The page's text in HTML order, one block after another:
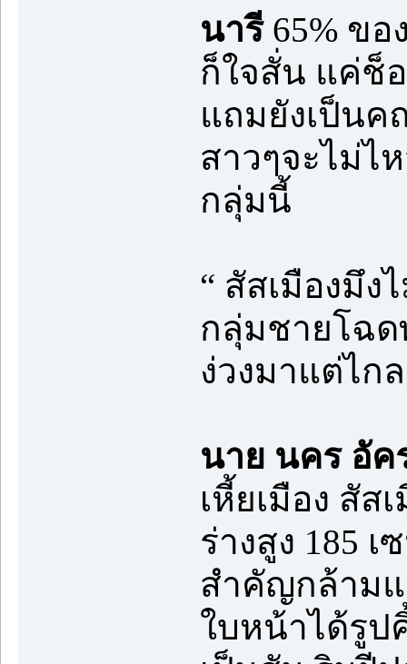
นารี 65% ข
ก็ใจสั่น แค่ช็
แถมยังเป็นค
สาวๆจะไม่ไ
กลุ่มนี้
“ สัสเมืองมึ
กลุ่มชายโฉด
ง่วงมาแต่ไก
นาย นคร อัค
เหี้ยเมือง สั
ร่างสูง 185
สำคัญกล้าม
ใบหน้าได้รูป